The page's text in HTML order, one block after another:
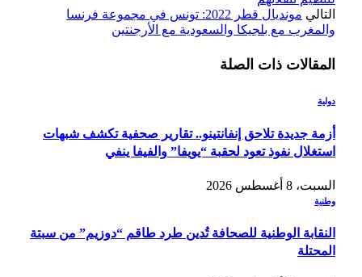
التالي
مونديال قطر 2022: تونس في مجموعة فرنسا
والمغرب مع بلجيكا والسعودية مع الأرجنتين
المقالات ذات الصلة
دولية
أزمة جديدة تلاحق إنفانتينو.. تقارير صحفية تكشف شبهات
استغلال نفوذ تعود لحقبة “يويفا” والفيفا ينفي
السبت، 8 أغسطس 2026
وطنية
النقابة الوطنية للصحافة تُدين طرد طاقم “دوزيم” من سبتة
المحتلة